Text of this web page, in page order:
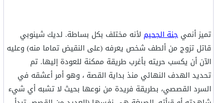
تميز أنمي جنة الجحيم لأنه مختلف بكل بساطة. لديك شينوبي
قاتل تزوج من ألطف شخص يعرفه (على النقيض تماما منه) وعليه
الآن أن يكسب حريته بأغرب طريقة ممكنة للعودة إليها. تم
تحديد الهدف النهائي منذ بداية القصة ، وهو أمر أعشقه في
السرد القصصي، بطريقة فريدة من نوعها بحيث لا تشبه أي شيء